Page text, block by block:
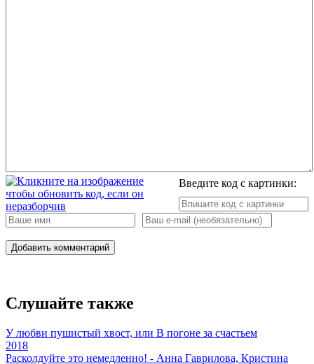
Введите код с картинки:
Добавить комментарий
Слушайте также
У любви пушистый хвост, или В погоне за счастьем
2018
Расколдуйте это немедленно! - Анна Гаврилова, Кристина